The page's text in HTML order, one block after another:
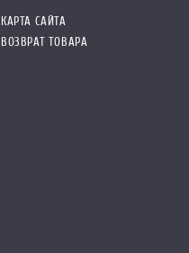
КАРТА САЙТА
ВОЗВРАТ ТОВАРА